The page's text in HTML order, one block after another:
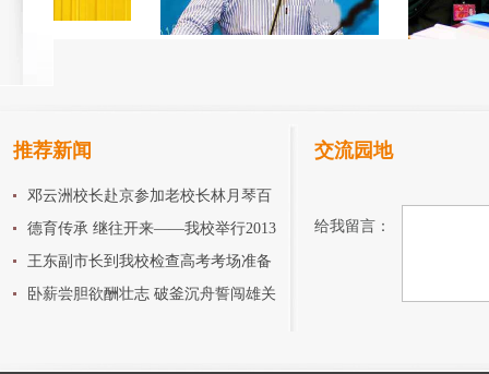
推荐新闻
邓云洲校长赴京参加老校长林月琴百
年诞辰纪念活动
德育传承 继往开来——我校举行2013
年班主任师徒结对会
王东副市长到我校检查高考考场准备
工作
卧薪尝胆欲酬壮志 破釜沉舟誓闯雄关
交流园地
给我留言：